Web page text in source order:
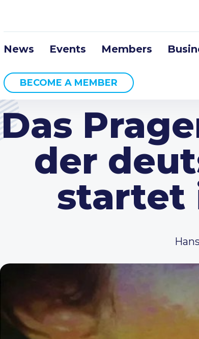
News Events Members
BECOME A MEMBER
Das
der
startet